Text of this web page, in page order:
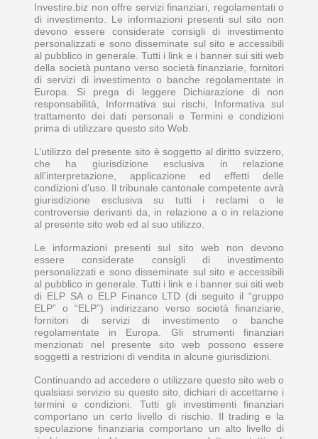
Investire.biz non offre servizi finanziari, regolamentati o
di investimento. Le informazioni presenti sul sito non
devono essere considerate consigli di investimento
personalizzati e sono disseminate sul sito e accessibili
al pubblico in generale. Tutti i link e i banner sui siti web
della società puntano verso società finanziarie, fornitori
di servizi di investimento o banche regolamentate in
Europa. Si prega di leggere Dichiarazione di non
responsabilità, Informativa sui rischi, Informativa sul
trattamento dei dati personali e Termini e condizioni
prima di utilizzare questo sito Web.
L’utilizzo del presente sito è soggetto al diritto svizzero,
che ha giurisdizione esclusiva in relazione
all’interpretazione, applicazione ed effetti delle
condizioni d’uso. Il tribunale cantonale competente avrà
giurisdizione esclusiva su tutti i reclami o le
controversie derivanti da, in relazione a o in relazione
al presente sito web ed al suo utilizzo.
Le informazioni presenti sul sito web non devono
essere considerate consigli di investimento
personalizzati e sono disseminate sul sito e accessibili
al pubblico in generale. Tutti i link e i banner sui siti web
di ELP SA o ELP Finance LTD (di seguito il “gruppo
ELP” o “ELP”) indirizzano verso società finanziarie,
fornitori di servizi di investimento o banche
regolamentate in Europa. Gli strumenti finanziari
menzionati nel presente sito web possono essere
soggetti a restrizioni di vendita in alcune giurisdizioni.
Continuando ad accedere o utilizzare questo sito web o
qualsiasi servizio su questo sito, dichiari di accettarne i
termini e condizioni. Tutti gli investimenti finanziari
comportano un certo livello di rischio. Il trading e la
speculazione finanziaria comportano un alto livello di